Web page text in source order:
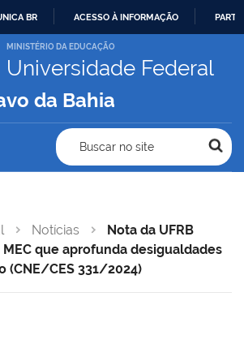
IR
PARA
CONTEÚDO
BR ACESSO À INFORMAÇÃO
MINISTÉRIO DA EDUCAÇÃO
Universidade Federal
da Bahia
Buscar no site
Notícias
Nota da UFRB
que aprofunda desigualdades
(CNE/CES 331/2024)